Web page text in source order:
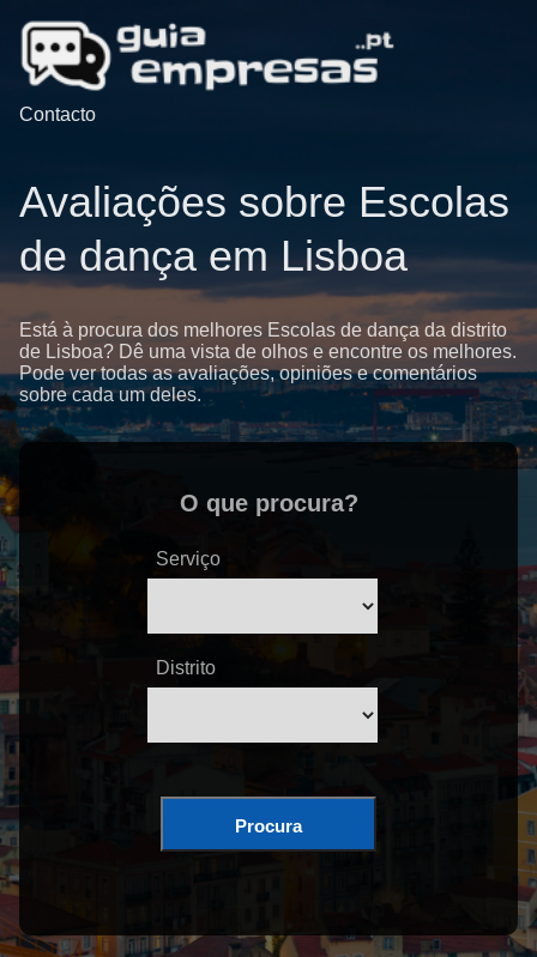
Contacto
Avaliações sobre Escolas
de dança em Lisboa
Está à procura dos melhores Escolas de dança da distrito
de Lisboa? Dê uma vista de olhos e encontre os melhores.
Pode ver todas as avaliações, opiniões e comentários
sobre cada um deles.
O que procura?
Serviço
Distrito
Procura